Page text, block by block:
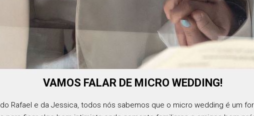
VAMOS FALAR DE MICRO WEDDING!
do Rafael e da Jessica, todos nós sabemos que o micro wedding é um